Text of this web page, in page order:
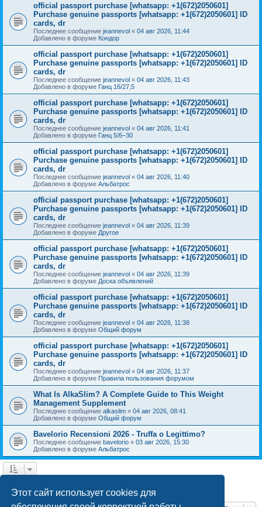
Этот сайт использует cookies для
official passport purchase [whatsapp: +1(672)2050601]
Purchase genuine passports [whatsapp: +1(672)2050601] ID
cards, dr
Последнее сообщение jeannevol « 04 авг 2026, 11:44
Добавлено в форуме Кондор
official passport purchase [whatsapp: +1(672)2050601]
Purchase genuine passports [whatsapp: +1(672)2050601] ID
cards, dr
Последнее сообщение jeannevol « 04 авг 2026, 11:43
Добавлено в форуме Ганц 16/27,5
official passport purchase [whatsapp: +1(672)2050601]
Purchase genuine passports [whatsapp: +1(672)2050601] ID
cards, dr
Последнее сообщение jeannevol « 04 авг 2026, 11:41
Добавлено в форуме Ганц 5/6–30
official passport purchase [whatsapp: +1(672)2050601]
Purchase genuine passports [whatsapp: +1(672)2050601] ID
cards, dr
Последнее сообщение jeannevol « 04 авг 2026, 11:40
Добавлено в форуме Альбатрос
official passport purchase [whatsapp: +1(672)2050601]
Purchase genuine passports [whatsapp: +1(672)2050601] ID
cards, dr
Последнее сообщение jeannevol « 04 авг 2026, 11:39
Добавлено в форуме Другое
official passport purchase [whatsapp: +1(672)2050601]
Purchase genuine passports [whatsapp: +1(672)2050601] ID
cards, dr
Последнее сообщение jeannevol « 04 авг 2026, 11:39
Добавлено в форуме Доска объявлений
official passport purchase [whatsapp: +1(672)2050601]
Purchase genuine passports [whatsapp: +1(672)2050601] ID
cards, dr
Последнее сообщение jeannevol « 04 авг 2026, 11:38
Добавлено в форуме Общий форум
official passport purchase [whatsapp: +1(672)2050601]
Purchase genuine passports [whatsapp: +1(672)2050601] ID
cards, dr
Последнее сообщение jeannevol « 04 авг 2026, 11:37
Добавлено в форуме Правила пользования форумом
What Is AlkaSlim? A Complete Guide to This Weight
Management Supplement
Последнее сообщение alkaslim « 04 авг 2026, 08:41
Добавлено в форуме Общий форум
Bavelorio Recensioni 2026 - Truffa o Legittimo?
Последнее сообщение bavelorio « 03 авг 2026, 15:30
Добавлено в форуме Альбатрос